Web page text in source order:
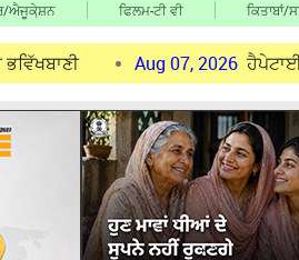
ਐਜੂਕੇ਼ਸ਼ਨ ਫਿਲਮ-ਟੀ ਵੀ ਕਿਤਾਬਾਂ/
Aug 07, 2026 ਹੈਪੇਟਾਈਟਿਸ-ਬੀ ਅਤੇ